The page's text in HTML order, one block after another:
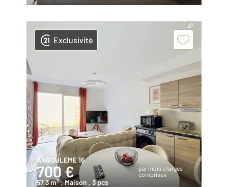
Exclusivité
ANGOULEME 16
700 €
par mois charges
comprises
57,3 m2 , Maison , 3 pcs